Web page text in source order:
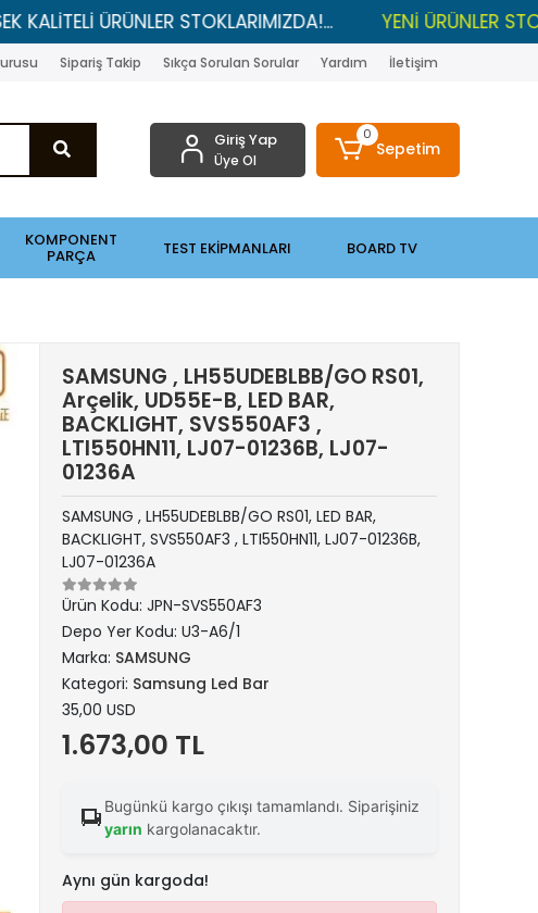
ÜRÜNLER STOKLARIMIZDA!... YENİ ÜRÜNLER
Sipariş Takip Sıkça Sorulan Sorular Yardım İletişim
Giriş Yap
Üye Ol
0
Sepetim
KOMPONENT
PARÇA TEST EKİPMANLARI BOARD TV
SAMSUNG , LH55UDEBLBB/GO RS01,
Arçelik, UD55E-B, LED BAR,
BACKLIGHT, SVS550AF3 ,
LTI550HN11, LJ07-01236B, LJ07-
01236A
SAMSUNG , LH55UDEBLBB/GO RS01, LED BAR,
BACKLIGHT, SVS550AF3 , LTI550HN11, LJ07-01236B,
LJ07-01236A
Ürün Kodu: JPN-SVS550AF3
Depo Yer Kodu: U3-A6/1
Marka: SAMSUNG
Kategori: Samsung Led Bar
35,00 USD
1.673,00 TL
Bugünkü kargo çıkışı tamamlandı. Siparişiniz
yarın kargolanacaktır.
Aynı gün kargoda!